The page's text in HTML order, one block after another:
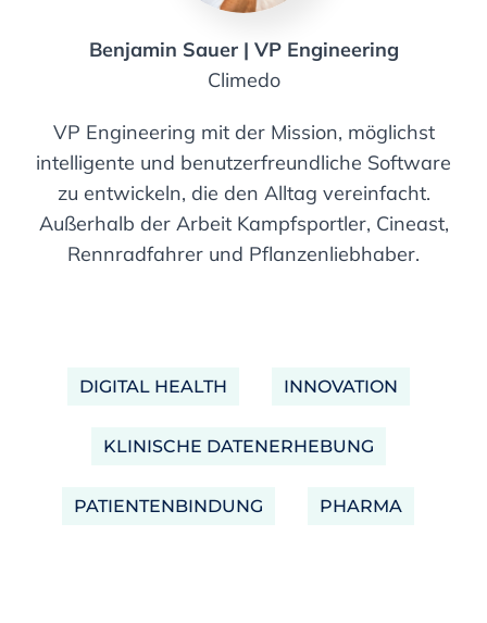
Benjamin Sauer | VP Engineering
Climedo
VP Engineering mit der Mission, möglichst
intelligente und benutzerfreundliche Software
zu entwickeln, die den Alltag vereinfacht.
Außerhalb der Arbeit Kampfsportler, Cineast,
Rennradfahrer und Pflanzenliebhaber.
DIGITAL HEALTH INNOVATION
KLINISCHE DATENERHEBUNG
PATIENTENBINDUNG PHARMA